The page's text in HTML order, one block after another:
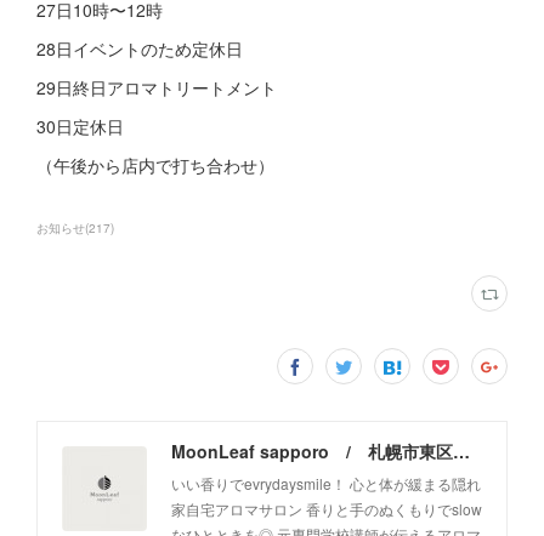
27日10時〜12時
28日イベントのため定休日
29日終日アロマトリートメント
30日定休日
（午後から店内で打ち合わせ）
お知らせ(217)
MoonLeaf sapporo / 札幌市東区の100種類以上の香りが楽しめるアロマスクール＆トリートメントサロン
いい香りでevrydaysmile！ 心と体が緩まる隠れ
家自宅アロマサロン 香りと手のぬくもりでslow